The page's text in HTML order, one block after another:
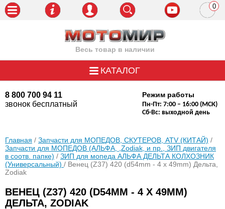
Весь товар в наличии
8 800 700 94 11
звонок бесплатный
Режим работы
Пн-Пт: 7:00 – 16:00 (МСК)
Сб-Вс: выходной день
0
КАТАЛОГ
Главная / Запчасти для МОПЕДОВ, СКУТЕРОВ, ATV (КИТАЙ) /
Запчасти для МОПЕДОВ (АЛЬФА, ,Zodiak, и пр., ЗИП двигателя
в соотв. папке) / ЗИП для мопеда АЛЬФА ДЕЛЬТА КОЛХОЗНИК
(Универсальный) / Венец (Z37) 420 (d54mm - 4 x 49mm) Дельта,
Zodiak
ВЕНЕЦ (Z37) 420 (D54MM - 4 X 49MM)
ДЕЛЬТА, ZODIAK